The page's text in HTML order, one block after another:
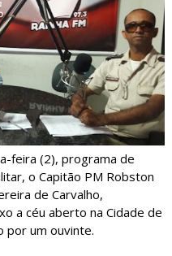
feira (2), programa de
o Capitão PM Robston
de Carvalho,
a céu aberto na Cidade de
por um ouvinte.